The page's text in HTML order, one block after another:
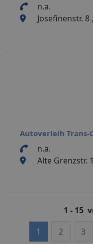
n.a.
Josefinenstr.
Autoverleih Trans-
n.a.
Alte Grenzstr.
1 - 15
1
2 3